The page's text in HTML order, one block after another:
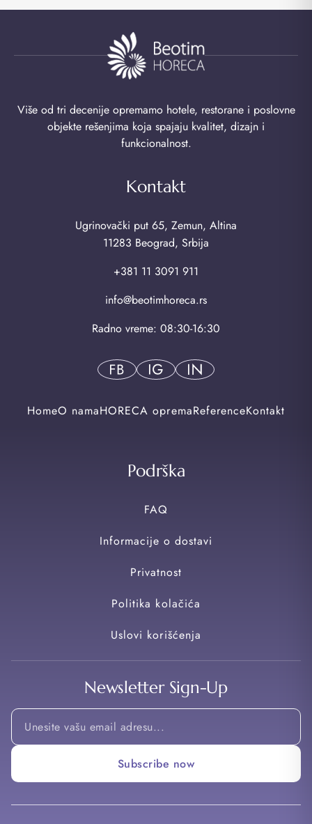
Više od tri decenije opremamo hotele, restorane i poslovne
objekte rešenjima koja spajaju kvalitet, dizajn i
funkcionalnost.
Kontakt
Ugrinovački put 65, Zemun, Altina
11283 Beograd, Srbija
+381 11 3091 911
info@beotimhoreca.rs
Radno vreme: 08:30-16:30
HomeO namaHORECA opremaReferenceKontakt
Podrška
FAQ
Informacije o dostavi
Privatnost
Politika kolačića
Uslovi korišćenja
Newsletter Sign-Up
*
Email
Subscribe now